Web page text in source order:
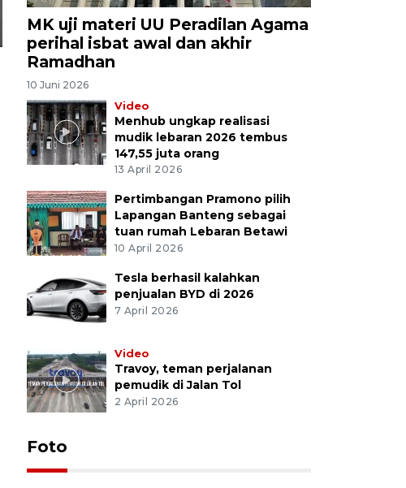
MK uji materi UU Peradilan Agama
perihal isbat awal dan akhir
Ramadhan
10 Juni 2026
Video
Menhub ungkap realisasi
mudik lebaran 2026 tembus
147,55 juta orang
13 April 2026
Pertimbangan Pramono pilih
Lapangan Banteng sebagai
tuan rumah Lebaran Betawi
10 April 2026
Tesla berhasil kalahkan
penjualan BYD di 2026
7 April 2026
Video
Travoy, teman perjalanan
pemudik di Jalan Tol
2 April 2026
Foto